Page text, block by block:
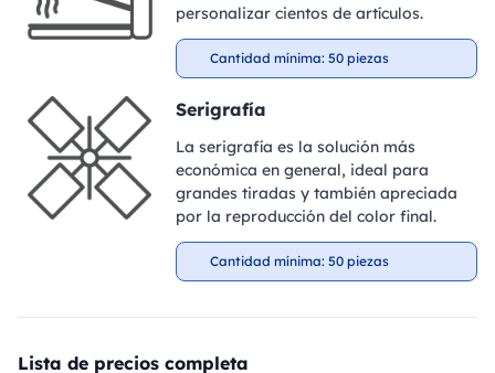
personalizar cientos de artículos.
Cantidad mínima: 50 piezas
Serigrafía
La serigrafía es la solución más
económica en general, ideal para
grandes tiradas y también apreciada
por la reproducción del color final.
Cantidad mínima: 50 piezas
Lista de precios completa